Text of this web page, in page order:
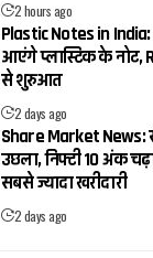
2 hours ago
Plastic Notes in
आएंगे प्लास्टिक के नोट,
से शुरुआत
2 days ago
Share Market
उछला, निफ्टी 10 अंक
सबसे ज्यादा खरीदारी
2 days ago